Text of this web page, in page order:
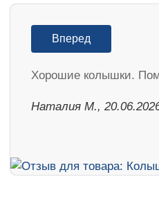
Вперед
Хорошие колышки.
Наталия М.,